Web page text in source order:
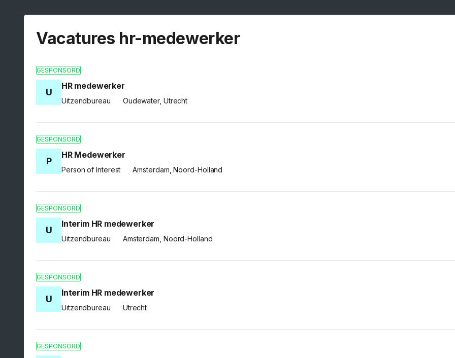
Vacatures hr-medewerker
GESPONSORD
U
HR medewerker
Uitzendbureau Oudewater, Utrecht
GESPONSORD
P
HR Medewerker
Person of Interest Amsterdam, Noord-Holland
GESPONSORD
U
Interim HR medewerker
Uitzendbureau Amsterdam, Noord-Holland
GESPONSORD
U
Interim HR medewerker
Uitzendbureau Utrecht
GESPONSORD